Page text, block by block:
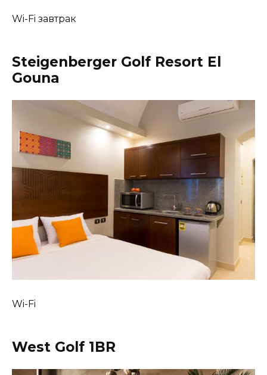
Wi-Fi завтрак
Steigenberger Golf Resort El
Gouna
Wi-Fi
West Golf 1BR